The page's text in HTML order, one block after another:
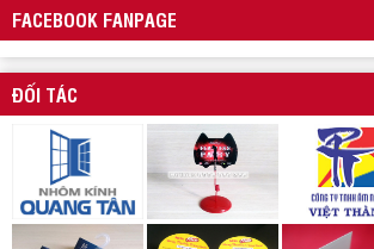
Sample hanger, Bảng treo mẫu vải
FACEBOOK FANPAGE
ĐỐI TÁC